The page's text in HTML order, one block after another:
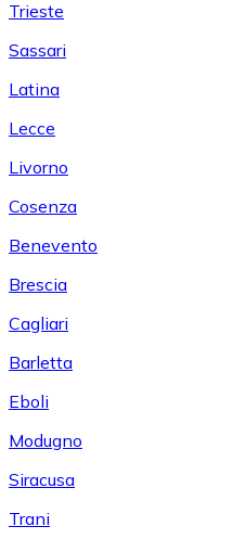
Trieste
Sassari
Latina
Lecce
Livorno
Cosenza
Benevento
Brescia
Cagliari
Barletta
Eboli
Modugno
Siracusa
Trani